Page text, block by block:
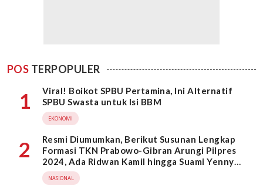
POS TERPOPULER
1
Viral! Boikot SPBU Pertamina, Ini Alternatif
SPBU Swasta untuk Isi BBM
EKONOMI
2
Resmi Diumumkan, Berikut Susunan Lengkap
Formasi TKN Prabowo-Gibran Arungi Pilpres
2024, Ada Ridwan Kamil hingga Suami Yenny
Wahid
NASIONAL